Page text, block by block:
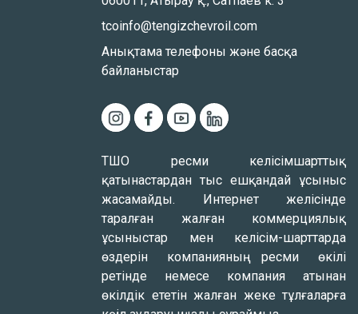
tcoinfo@tengizchevroil.com
Анықтама телефоны және басқа
байланыстар
ТШО ресми келісімшарттық
қатынастардан тыс ешқандай ұсыныс
жасамайды. Интернет желісінде
таралған жалған коммерциялық
ұсыныстар мен келісім-шарттарда
өздерін компанияның ресми өкілі
ретінде немесе компания атынан
өкілдік ететін жалған жеке тұлғаларға